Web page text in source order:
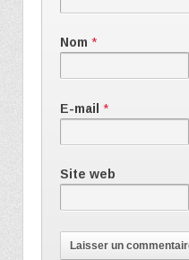
Nom *
E-mail *
Site web